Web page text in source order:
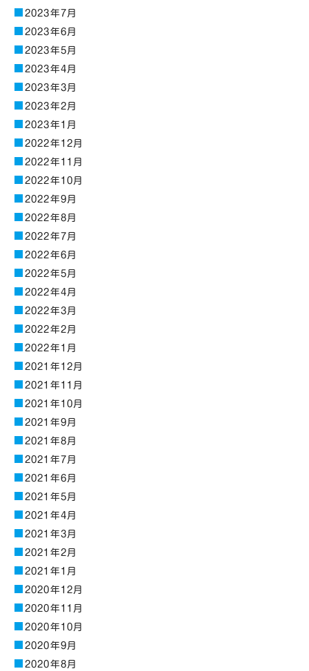
2023年7月
2023年6月
2023年5月
2023年4月
2023年3月
2023年2月
2023年1月
2022年12月
2022年11月
2022年10月
2022年9月
2022年8月
2022年7月
2022年6月
2022年5月
2022年4月
2022年3月
2022年2月
2022年1月
2021年12月
2021年11月
2021年10月
2021年9月
2021年8月
2021年7月
2021年6月
2021年5月
2021年4月
2021年3月
2021年2月
2021年1月
2020年12月
2020年11月
2020年10月
2020年9月
2020年8月